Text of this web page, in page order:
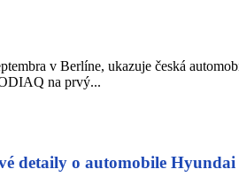
v Berlíne, ukazuje česká
na prvý...
detaily o automobile Hyundai